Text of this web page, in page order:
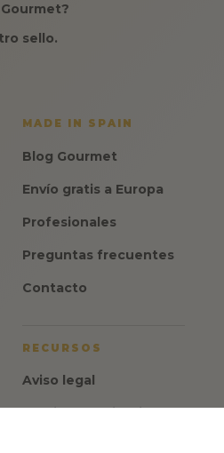
sello.
MADE IN SPAIN
Blog Gourmet
Envío gratis a Europa
Profesionales
Preguntas frecuentes
Contacto
RECURSOS
Aviso legal